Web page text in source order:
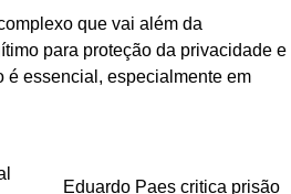
que vai além da
para proteção da privacidade e
é essencial, especialmente em
Eduardo Paes critica prisão